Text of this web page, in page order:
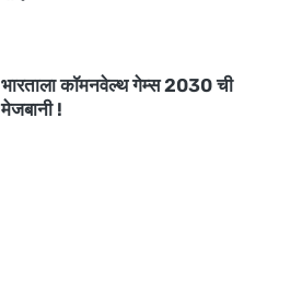
भारताला कॉमनवेल्थ गेम्स 2030 ची
मेजबानी !